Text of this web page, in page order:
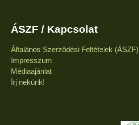
ÁSZF / Kapcsolat
Általános Szerződési Feltételek (ÁSZF)
Impresszum
Médiaajánlat
Írj nekünk!